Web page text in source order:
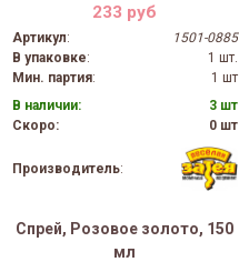
233 руб
Артикул:
1501-0885
В упаковке:
1 шт.
Мин. партия:
1 шт
В наличии:
3 шт
Скоро:
0 шт
Производитель:
Спрей, Розовое золото, 150
мл